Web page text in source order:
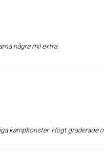
några mil extra.
mycket kompetenta instruktörer. Trevlig personal